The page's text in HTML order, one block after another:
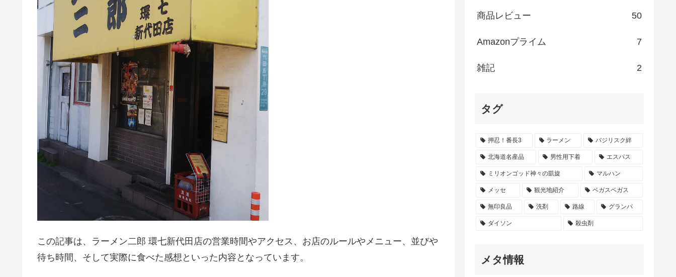
この記事は、ラーメン二郎 環七新代田店の営業時間やアクセス、お店のルールやメニュー、並びや
待ち時間、そして実際に食べた感想といった内容となっています。
商品レビュー 50
Amazonプライム 7
雑記 2
タグ
押忍！番長3 ラーメン バジリスク絆
北海道名産品 男性用下着 エスパス
ミリオンゴッド神々の凱旋 マルハン
メッセ 観光地紹介 ベガスベガス
無印良品 洗剤 路線 グランパ
ダイソン 殺虫剤
メタ情報